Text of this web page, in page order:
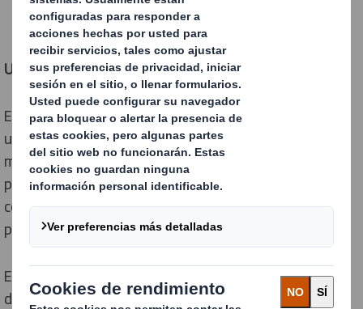
Un almacén más responsable ambientalmente
El almacenamiento sostenible consiste en contar con
una infraestructura que sea capaz de mover la
mercancía de manera más rápida y eficaz que con
procedimientos de logística convencional. Con ello se
consigue una reducción de la contaminación producida
por dicha actividad, así como un ahorro en costes.
En el almacén, además de la maquinaria y las fuentes
de energía utilizadas, es fundamental analizar y